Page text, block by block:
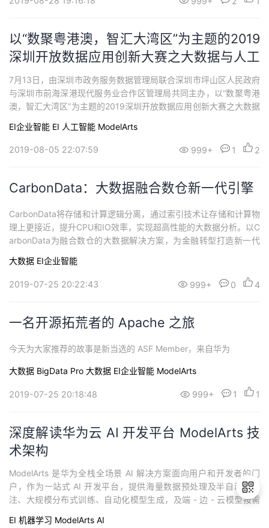
以“数聚粤港澳，智汇大湾区”为主题的2019
深圳开放数据应用创新大赛之大数据与人工
智能训练营
7月13日，由深圳市政务服务数据管理局联合深圳市坪山区人民政府
与深圳市前海深港现代服务业合作区管理局共同主办，以“数聚粤港
澳，智汇大湾区”为主题的2019深圳开放数据应用创新大赛之大数据
据管理局、坪山区政府有关领导出席本次活动，100余名来自粤港澳
的参赛选手参加了训练营。现场有9000多人参加了在线直播。我本
EI企业智能 EI 人工智能 ModelArts
2019-08-05 22:07:59 999+ 1 2
CarbonData：大数据融合数仓新一代引擎
CarbonData将存储和计算逻辑分离，通过索引技术让存储和计算物
理上更接近，提升CPU和IO效率，实现超高性能的大数据分析。以C
arbonData为融合数仓的大数据解决方案，为金融转型打造新一代
大数据 EI企业智能
2019-07-25 20:22:43 999+ 0 4
一名开源拓荒者的 Apache 之旅
今天为大家推荐的故事是新当选的 ASF Member，来自华为
大数据 BigData Pro 大数据 EI企业智能 ModelArts
2019-07-25 20:18:48 999+ 1 1
深度解读华为云 AI 开发平台 ModelArts 技
术架构
ModelArts 是华为全栈全场景 AI 解决方案面向用户和开发者的门
户，作为一站式 AI 开发平台，提供海量数据预处理及半自动化标
注、大规模分布式训练、自动化模型生成，及端 - 边 - 云模型按需
EI 机器学习 ModelArts AI